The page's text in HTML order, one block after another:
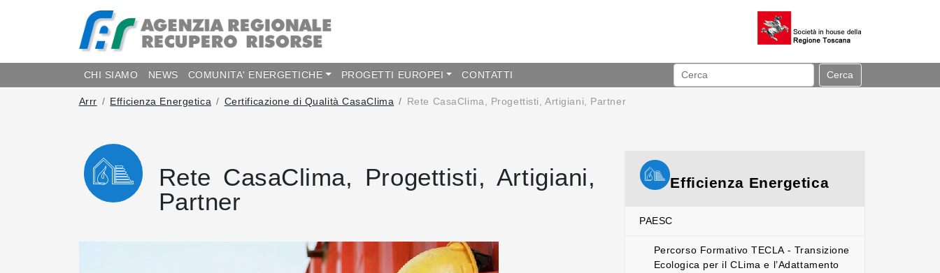
CHI SIAMO NEWS COMUNITA' ENERGETICHE PROGETTI EUROPEI CONTATTI Cerca
Arrr Efficienza Energetica Certificazione di Qualità CasaClima Rete CasaClima, Progettisti, Artigiani, Partner
Rete CasaClima, Progettisti, Artigiani,
Partner
Efficienza Energetica
PAESC
Percorso Formativo TECLA - Transizione
Ecologica per il CLima e l’Adattamento